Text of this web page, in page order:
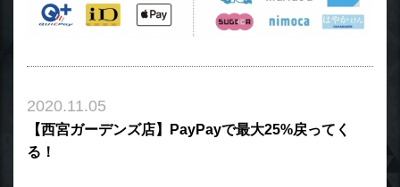
2020.11.05
【西宮ガーデンズ店】PayPayで最大25%戻ってく
る！